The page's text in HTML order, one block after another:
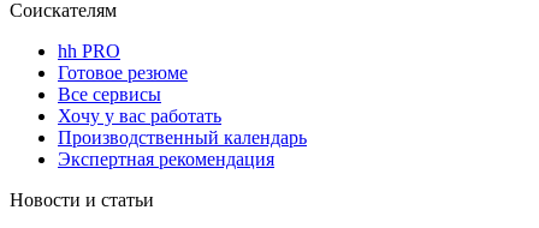
Соискателям
hh PRO
Готовое резюме
Все сервисы
Хочу у вас работать
Производственный календарь
Экспертная рекомендация
Новости и статьи